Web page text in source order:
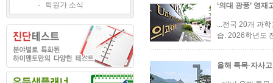
-
학원가 소식 ‘의대 광풍’ 영
...전국 20개 과
습. 2026학년도
올해 특목·자사